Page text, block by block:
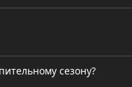
сезону?